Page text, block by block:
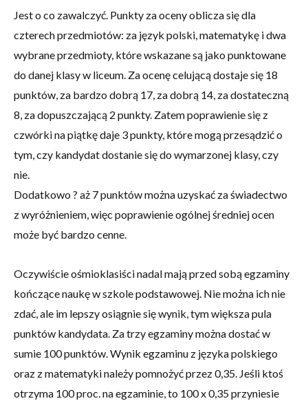
Jest o co zawalczyć. Punkty za oceny oblicza się dla
czterech przedmiotów: za język polski, matematykę i dwa
wybrane przedmioty, które wskazane są jako punktowane
do danej klasy w liceum. Za ocenę celującą dostaje się 18
punktów, za bardzo dobrą 17, za dobrą 14, za dostateczną
8, za dopuszczającą 2 punkty. Zatem poprawienie się z
czwórki na piątkę daje 3 punkty, które mogą przesądzić o
tym, czy kandydat dostanie się do wymarzonej klasy, czy
nie.
Dodatkowo ? aż 7 punktów można uzyskać za świadectwo
z wyróżnieniem, więc poprawienie ogólnej średniej ocen
może być bardzo cenne.
Oczywiście ośmioklasiści nadal mają przed sobą egzaminy
kończące naukę w szkole podstawowej. Nie można ich nie
zdać, ale im lepszy osiągnie się wynik, tym większa pula
punktów kandydata. Za trzy egzaminy można dostać w
sumie 100 punktów. Wynik egzaminu z języka polskiego
oraz z matematyki należy pomnożyć przez 0,35. Jeśli ktoś
otrzyma 100 proc. na egzaminie, to 100 x 0,35 przyniesie